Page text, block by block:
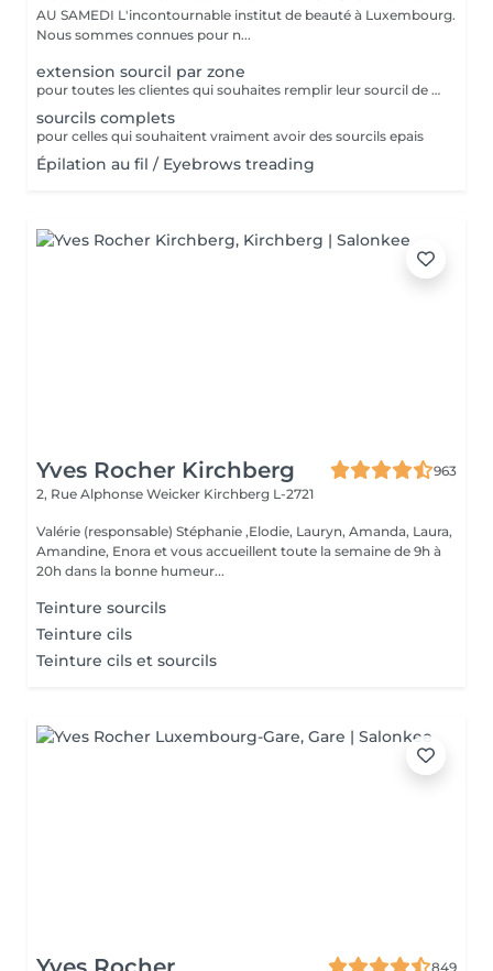
AU SAMEDI L'incontournable institut de beauté à Luxembourg.
Nous sommes connues pour n...
extension sourcil par zone
pour toutes les clientes qui souhaites remplir leur sourcil de facon temporaire et naturel cette prestation est faites pour vous
sourcils complets
pour celles qui souhaitent vraiment avoir des sourcils epais
Épilation au fil / Eyebrows treading
Yves Rocher Kirchberg
963
2, Rue Alphonse Weicker Kirchberg L-2721
Valérie (responsable) Stéphanie ,Elodie, Lauryn, Amanda, Laura,
Amandine, Enora et vous accueillent toute la semaine de 9h à
20h dans la bonne humeur...
Teinture sourcils
Teinture cils
Teinture cils et sourcils
849